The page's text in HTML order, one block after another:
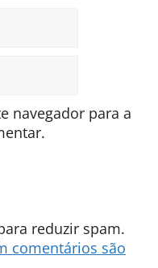
navegador para a
reduzir spam.
comentários são